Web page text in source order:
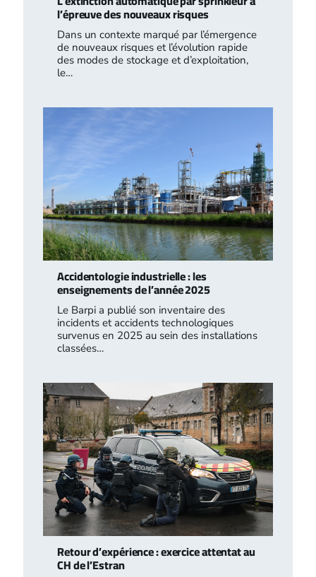
l’épreuve des nouveaux risques
Dans un contexte marqué par l’émergence
de nouveaux risques et l’évolution rapide
des modes de stockage et d’exploitation,
le…
Accidentologie industrielle : les
enseignements de l’année 2025
Le Barpi a publié son inventaire des
incidents et accidents technologiques
survenus en 2025 au sein des installations
classées…
Retour d’expérience : exercice attentat au
CH de l’Estran